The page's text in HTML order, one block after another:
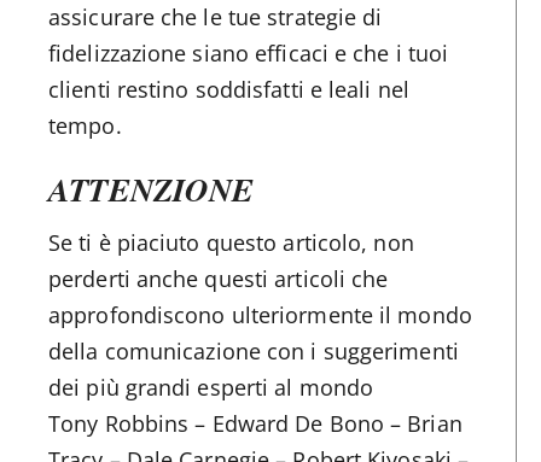
assicurare che le tue strategie di
fidelizzazione siano efficaci e che i tuoi
clienti restino soddisfatti e leali nel
tempo.
ATTENZIONE
Se ti è piaciuto questo articolo, non
perderti anche questi articoli che
approfondiscono ulteriormente il mondo
della comunicazione con i suggerimenti
dei più grandi esperti al mondo
Tony Robbins – Edward De Bono – Brian